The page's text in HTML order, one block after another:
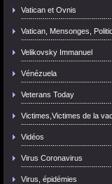
Vatican et Ovnis
Vatican, Mensonges,
Velikovsky Immanuel
Vénézuela
Veterans Today
Victimes,Victimes de la
Vidéos
Virus Coronavirus
Virus, épidémies